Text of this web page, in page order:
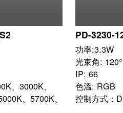
、3000K、
、5700K、
PD-3230-
功率:3.3W
光束角: 120°
IP: 66
色溫: RGB
控制方式：